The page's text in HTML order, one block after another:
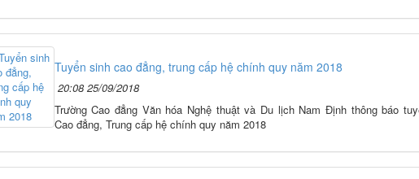
Tuyển sinh cao đẳng, trung cấp hệ chính quy năm 2018
20:08 25/09/2018
Trường Cao đẳng Văn hóa Nghệ thuật và Du lịch Nam Định thông báo
Cao đẳng, Trung cấp hệ chính quy năm 2018